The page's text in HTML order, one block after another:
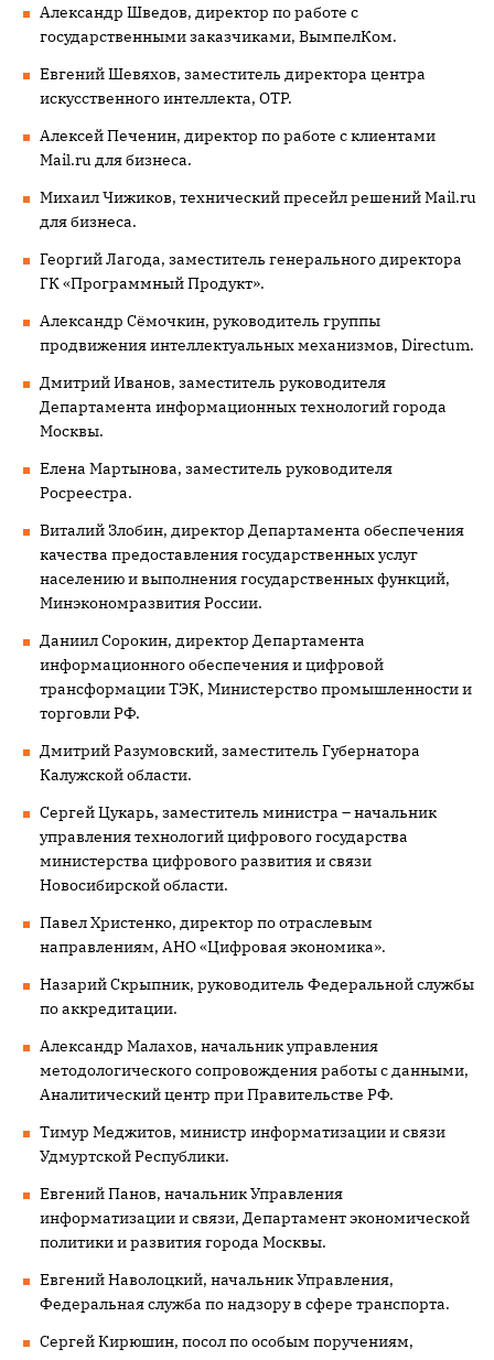
Александр Шведов, директор по работе с
государственными заказчиками, ВымпелКом.
Евгений Шевяхов, заместитель директора центра
искусственного интеллекта, ОТР.
Алексей Печенин, директор по работе с клиентами
Mail.ru для бизнеса.
Михаил Чижиков, технический пресейл решений Mail.ru
для бизнеса.
Георгий Лагода, заместитель генерального директора
ГК «Программный Продукт».
Александр Сёмочкин, руководитель группы
продвижения интеллектуальных механизмов, Directum.
Дмитрий Иванов, заместитель руководителя
Департамента информационных технологий города
Москвы.
Елена Мартынова, заместитель руководителя
Росреестра.
Виталий Злобин, директор Департамента обеспечения
качества предоставления государственных услуг
населению и выполнения государственных функций,
Минэкономразвития России.
Даниил Сорокин, директор Департамента
информационного обеспечения и цифровой
трансформации ТЭК, Министерство промышленности и
торговли РФ.
Дмитрий Разумовский, заместитель Губернатора
Калужской области.
Сергей Цукарь, заместитель министра – начальник
управления технологий цифрового государства
министерства цифрового развития и связи
Новосибирской области.
Павел Христенко, директор по отраслевым
направлениям, АНО «Цифровая экономика».
Назарий Скрыпник, руководитель Федеральной службы
по аккредитации.
Александр Малахов, начальник управления
методологического сопровождения работы с данными,
Аналитический центр при Правительстве РФ.
Тимур Меджитов, министр информатизации и связи
Удмуртской Республики.
Евгений Панов, начальник Управления
информатизации и связи, Департамент экономической
политики и развития города Москвы.
Евгений Наволоцкий, начальник Управления,
Федеральная служба по надзору в сфере транспорта.
Сергей Кирюшин, посол по особым поручениям,